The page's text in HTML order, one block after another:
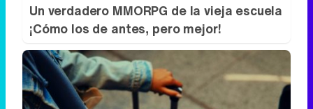
Un verdadero MMORPG de la vieja escuela
¡Cómo los de antes, pero mejor!